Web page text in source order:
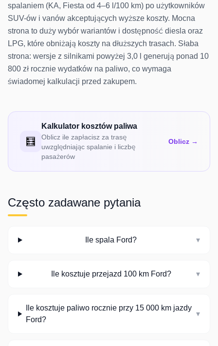
spalaniem (KA, Fiesta od 4–6 l/100 km) po użytkowników
SUV-ów i vanów akceptujących wyższe koszty. Mocna
strona to duży wybór wariantów i dostępność diesla oraz
LPG, które obniżają koszty na dłuższych trasach. Słaba
strona: wersje z silnikami powyżej 3,0 l generują ponad 10
800 zł rocznie wydatków na paliwo, co wymaga
świadomej kalkulacji przed zakupem.
🧮
Kalkulator kosztów paliwa
Oblicz ile zapłacisz za trasę
uwzględniając spalanie i liczbę
pasażerów
Oblicz →
Często zadawane pytania
Ile spala Ford? ▾
Ile kosztuje przejazd 100 km Ford? ▾
Ile kosztuje paliwo rocznie przy 15 000 km jazdy
Ford?
▾